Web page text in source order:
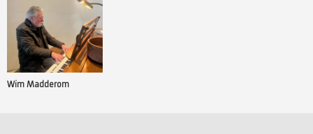
Wim Madderom